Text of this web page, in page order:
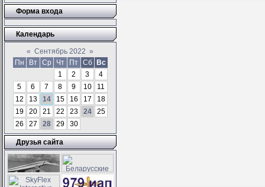
Форма входа
Календарь
« Сентябрь 2022 »
Пн
Вт Ср Чт Пт Сб
Вс
1
2 3
4
5
6 7 8 9 10
11
12
13 14 15 16 17
18
19
20 21 22 23 24
25
26
27 28 29 30
Друзья сайта